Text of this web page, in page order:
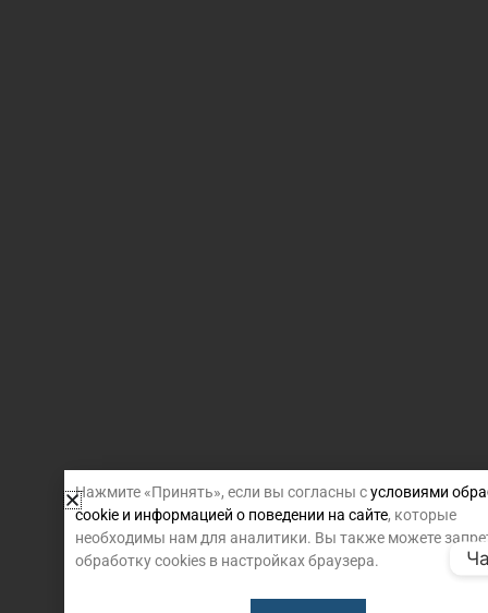
Нажмите «Принять», если вы согласны сусловиями
cookie и информацией о поведении на сайте, которые
необходимы нам для аналитики. Вы также можете
обработку cookies в настройках браузера.